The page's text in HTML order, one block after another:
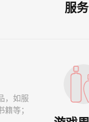
服
，如服
籍等；